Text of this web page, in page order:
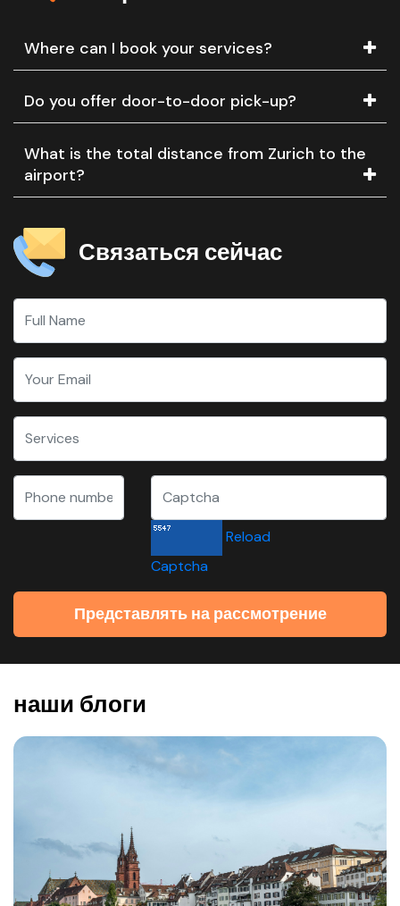
Where can I book your services?
Do you offer door-to-door pick-up?
What is the total distance from Zurich to the
airport?
Связаться сейчас
Reload
Captcha
Представлять на рассмотрение
наши блоги